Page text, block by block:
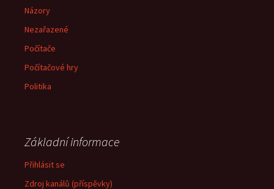
Názory
Nezařazené
Počítače
Počítačové hry
Politika
Základní informace
Přihlásit se
Zdroj kanálů (příspěvky)